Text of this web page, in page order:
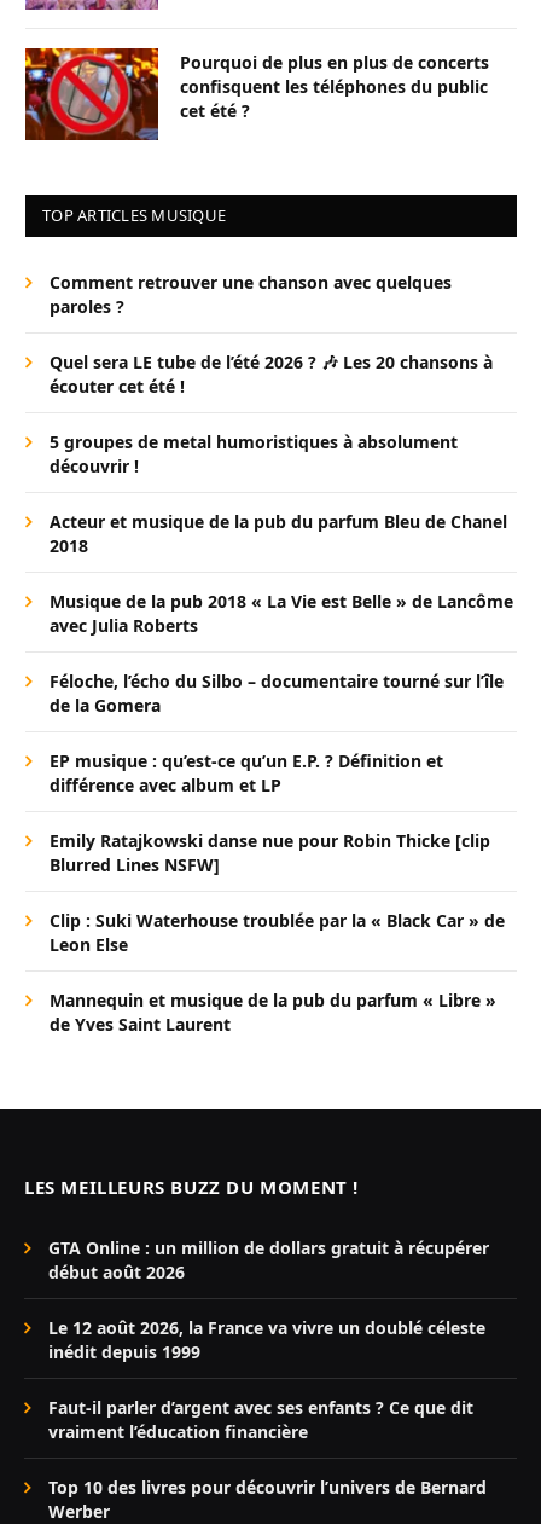
Pourquoi de plus en plus de concerts
confisquent les téléphones du public
cet été ?
TOP ARTICLES MUSIQUE
Comment retrouver une chanson avec quelques
paroles ?
Quel sera LE tube de l’été 2026 ? 🎶 Les 20 chansons à
écouter cet été !
5 groupes de metal humoristiques à absolument
découvrir !
Acteur et musique de la pub du parfum Bleu de Chanel
2018
Musique de la pub 2018 « La Vie est Belle » de Lancôme
avec Julia Roberts
Féloche, l’écho du Silbo – documentaire tourné sur l’île
de la Gomera
EP musique : qu’est-ce qu’un E.P. ? Définition et
différence avec album et LP
Emily Ratajkowski danse nue pour Robin Thicke [clip
Blurred Lines NSFW]
Clip : Suki Waterhouse troublée par la « Black Car » de
Leon Else
Mannequin et musique de la pub du parfum « Libre »
de Yves Saint Laurent
LES MEILLEURS BUZZ DU MOMENT !
GTA Online : un million de dollars gratuit à récupérer
début août 2026
Le 12 août 2026, la France va vivre un doublé céleste
inédit depuis 1999
Faut-il parler d’argent avec ses enfants ? Ce que dit
vraiment l’éducation financière
Top 10 des livres pour découvrir l’univers de Bernard
Werber